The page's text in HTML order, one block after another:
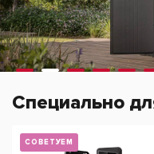
Специально
СОВЕТУЕМ